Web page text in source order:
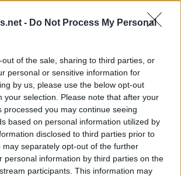
- Do Not Process My Personal
out of the sale, sharing to third parties, or
personal or sensitive information for
by us, please use the below opt-out
your selection. Please note that after your
processed you may continue seeing
based on personal information utilized by
disclosed to third parties prior to
may separately opt-out of the further
personal information by third parties on the
participants. This information may
no PC:
singular: